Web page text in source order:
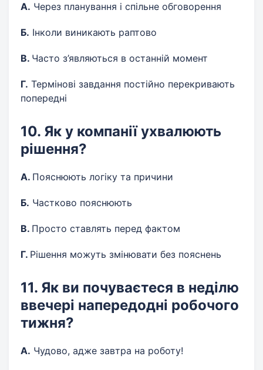
А. Через планування і спільне обговорення
Б. Інколи виникають раптово
В. Часто з’являються в останній момент
Г. Термінові завдання постійно перекривають
попередні
10. Як у компанії ухвалюють
рішення?
А. Пояснюють логіку та причини
Б. Частково пояснюють
В. Просто ставлять перед фактом
Г. Рішення можуть змінювати без пояснень
11. Як ви почуваєтеся в неділю
ввечері напередодні робочого
тижня?
А. Чудово, адже завтра на роботу!